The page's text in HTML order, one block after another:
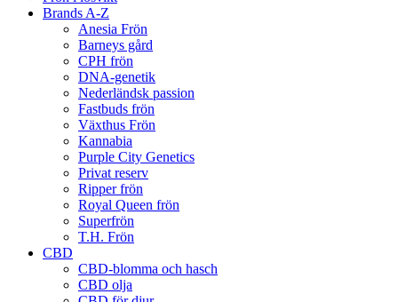
Brands A-Z
Anesia Frön
Barneys gård
CPH frön
DNA-genetik
Nederländsk passion
Fastbuds frön
Växthus Frön
Kannabia
Purple City Genetics
Privat reserv
Ripper frön
Royal Queen frön
Superfrön
T.H. Frön
CBD
CBD-blomma och hasch
CBD olja